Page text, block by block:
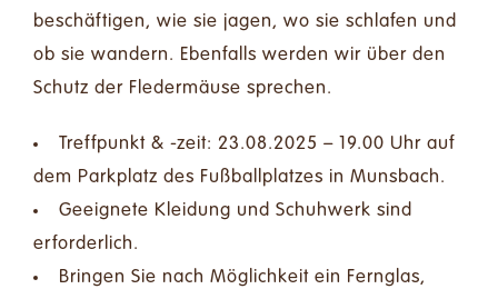
beschäftigen, wie sie jagen, wo sie schlafen und
ob sie wandern. Ebenfalls werden wir über den
Schutz der Fledermäuse sprechen.
Treffpunkt & -zeit: 23.08.2025 – 19.00 Uhr auf
dem Parkplatz des Fußballplatzes in Munsbach.
Geeignete Kleidung und Schuhwerk sind
erforderlich.
Bringen Sie nach Möglichkeit ein Fernglas,